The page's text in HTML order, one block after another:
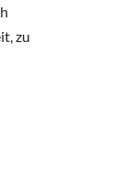
zu